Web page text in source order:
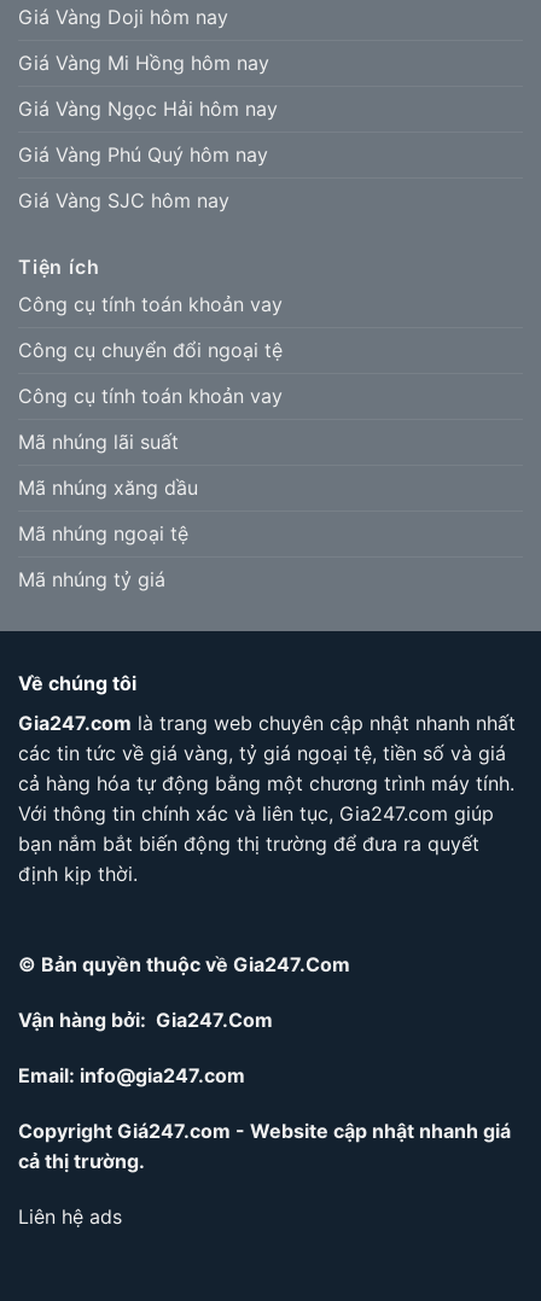
Giá Vàng Doji hôm nay
Giá Vàng Mi Hồng hôm nay
Giá Vàng Ngọc Hải hôm nay
Giá Vàng Phú Quý hôm nay
Giá Vàng SJC hôm nay
Tiện ích
Công cụ tính toán khoản vay
Công cụ chuyển đổi ngoại tệ
Công cụ tính toán khoản vay
Mã nhúng lãi suất
Mã nhúng xăng dầu
Mã nhúng ngoại tệ
Mã nhúng tỷ giá
Về chúng tôi
Gia247.com là trang web chuyên cập nhật nhanh nhất
các tin tức về giá vàng, tỷ giá ngoại tệ, tiền số và giá
cả hàng hóa tự động bằng một chương trình máy tính.
Với thông tin chính xác và liên tục, Gia247.com giúp
bạn nắm bắt biến động thị trường để đưa ra quyết
định kịp thời.
© Bản quyền thuộc về Gia247.Com
Vận hàng bởi: Gia247.Com
Email: info@gia247.com
Copyright Giá247.com - Website cập nhật nhanh giá
cả thị trường.
Liên hệ ads